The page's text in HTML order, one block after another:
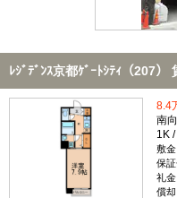
ﾚｼﾞﾃﾞﾝｽ京都ｹﾞｰﾄｼﾃｨ（207）
8.4
南
1K
敷
保
礼
償